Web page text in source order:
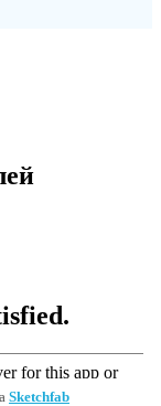
Sketchfab